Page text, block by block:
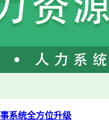
系统全方位升级